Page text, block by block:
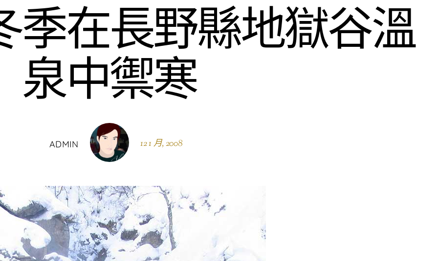
季在長野縣地獄谷溫
泉中禦寒
ADMIN 12 1 月, 2008